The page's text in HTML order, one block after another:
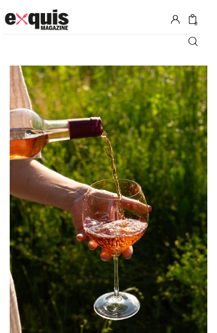
0
Hôtels
Gastronomie
Recettes
Shopping
Évènements